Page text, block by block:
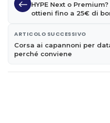
HYPE Next o
ottieni fino a 25€ di
ARTICOLO SUCCESSIVO
Corsa ai capannoni per
perché conviene